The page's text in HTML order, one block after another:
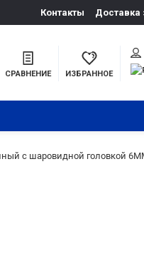
Контакты Доставка
СРАВНЕНИЕ ИЗБРАННОЕ
с шаровидной головкой